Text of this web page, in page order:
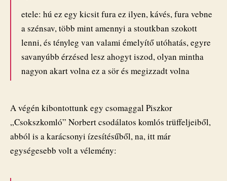
etele: hú ez egy kicsit fura ez ilyen, kávés, fura vebne
a szénsav, több mint amennyi a stoutkban szokott
lenni, és tényleg van valami émelyítő utóhatás, egyre
savanyúbb érzésed lesz ahogyt iszod, olyan mintha
nagyon akart volna ez a sör és megizzadt volna
A végén kibontottunk egy csomaggal Piszkor
„Csokszkomló” Norbert csodálatos komlós trüffeljeiből,
abból is a karácsonyi ízesítésűből, na, itt már
egységesebb volt a vélemény: